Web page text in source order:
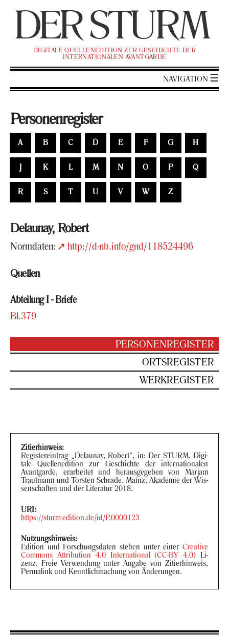
DER STURM
DI­GI­TA­LE QUEL­LEN­EDI­TI­ON ZUR GE­SCHICH­TE DER
IN­TER­NA­TIO­NA­LEN AVANT­GAR­DE
NA­VI­GA­TI­ON
Per­so­nen­re­gis­ter
A B C D E F G H
K L M N O P Q
R S T U V W Z
De­lau­nay, Ro­bert
Norm­da­ten: http://d-nb.info/gnd/118524496
Quel­len
Ab­tei­lung I - Brie­fe
Bl.379
PER­SO­NEN­RE­GIS­TER
ORTS­RE­GIS­TER
WERK­RE­GIS­TER
Zi­tier­hin­weis:
Re­gis­ter­ein­trag „De­lau­nay, Ro­bert“, in: Der STURM. Di­gi­
ta­le Quel­len­edi­ti­on zur Ge­schich­te der in­ter­na­tio­na­len
Avant­gar­de, er­ar­bei­tet und her­aus­ge­ge­ben von Mar­jam
Traut­mann und Tors­ten Schra­de. Mainz, Aka­de­mie der Wis­
sen­schaf­ten und der Li­te­ra­tur 2018.
URI:
https://sturm-​edition.de/id/P.0000123
Nut­zungs­hin­weis:
Edi­ti­on und For­schungs­da­ten ste­hen unter einer Crea­ti­ve
Com­mons At­tri­bu­ti­on 4.0 In­ter­na­tio­nal (CC-BY 4.0) Li­
zenz. Freie Ver­wen­dung unter An­ga­be von Zi­tier­hin­weis,
Per­ma­link und Kennt­lich­ma­chung von Än­de­run­gen.